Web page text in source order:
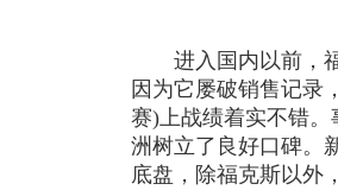
进入国内以前，福
因为它屡破销售记录
赛)上战绩着实不错
洲树立了良好口碑。
底盘，除福克斯以外